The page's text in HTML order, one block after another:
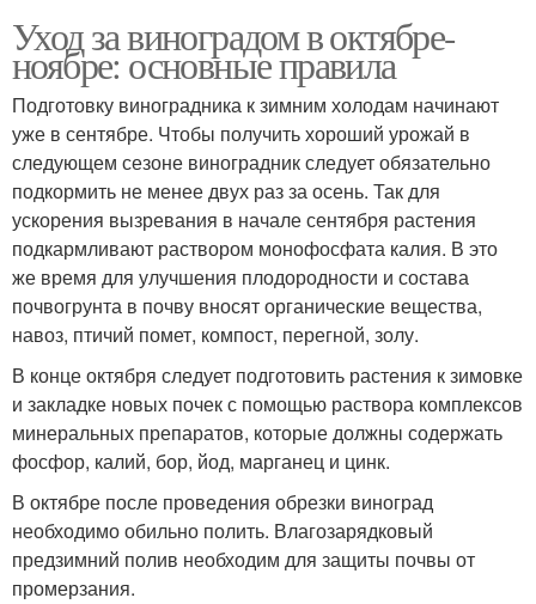
Уход за виноградом в октябре-
ноябре: основные правила
Подготовку виноградника к зимним холодам начинают
уже в сентябре. Чтобы получить хороший урожай в
следующем сезоне виноградник следует обязательно
подкормить не менее двух раз за осень. Так для
ускорения вызревания в начале сентября растения
подкармливают раствором монофосфата калия. В это
же время для улучшения плодородности и состава
почвогрунта в почву вносят органические вещества,
навоз, птичий помет, компост, перегной, золу.
В конце октября следует подготовить растения к зимовке
и закладке новых почек с помощью раствора комплексов
минеральных препаратов, которые должны содержать
фосфор, калий, бор, йод, марганец и цинк.
В октябре после проведения обрезки виноград
необходимо обильно полить. Влагозарядковый
предзимний полив необходим для защиты почвы от
промерзания.